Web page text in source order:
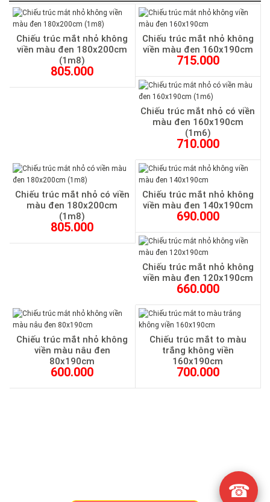
Chiếu trúc mắt nhỏ không
viền màu đen 180x200cm
(1m8)
805.000
Chiếu trúc mắt nhỏ không
viền màu đen 160x190cm
715.000
Chiếu trúc mắt nhỏ có viền
màu đen 160x190cm
(1m6)
710.000
Chiếu trúc mắt nhỏ có viền
màu đen 180x200cm
(1m8)
805.000
Chiếu trúc mắt nhỏ không
viền màu đen 140x190cm
690.000
Chiếu trúc mắt nhỏ không
viền màu đen 120x190cm
660.000
Chiếu trúc mắt nhỏ không
viền màu nâu đen
80x190cm
600.000
Chiếu trúc mắt to màu
trắng không viền
160x190cm
700.000
☎